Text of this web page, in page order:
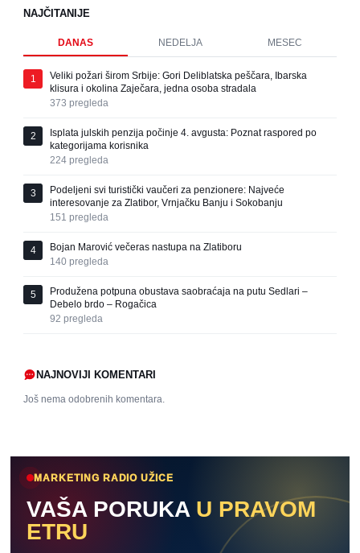
NAJČITANIJE
DANAS NEDELJA MESEC
1
Veliki požari širom Srbije: Gori Deliblatska peščara, Ibarska
klisura i okolina Zaječara, jedna osoba stradala
373 pregleda
2
Isplata julskih penzija počinje 4. avgusta: Poznat raspored po
kategorijama korisnika
224 pregleda
3
Podeljeni svi turistički vaučeri za penzionere: Najveće
interesovanje za Zlatibor, Vrnjačku Banju i Sokobanju
151 pregleda
4
Bojan Marović večeras nastupa na Zlatiboru
140 pregleda
5
Produžena potpuna obustava saobraćaja na putu Sedlari –
Debelo brdo – Rogačica
92 pregleda
NAJNOVIJI KOMENTARI
Još nema odobrenih komentara.
MARKETING RADIO UŽICE
VAŠA PORUKA U PRAVOM
ETRU